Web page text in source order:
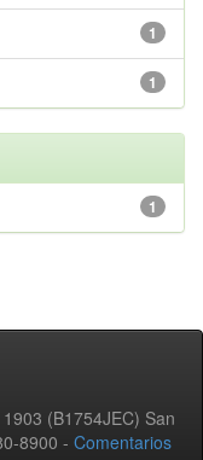
1
1
1
(B1754JEC) San
8900 - Comentarios